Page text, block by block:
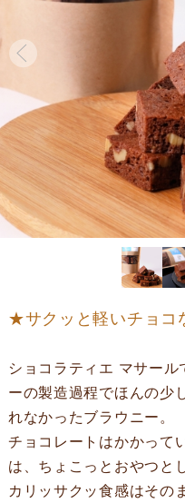
★サクッと軽いチョ
ショコラティエ マサー
ーの製造過程でほんの少
れなかったブラウニー。
チョコレートはかかって
は、ちょこっとおやつと
カリッサクッ食感はその